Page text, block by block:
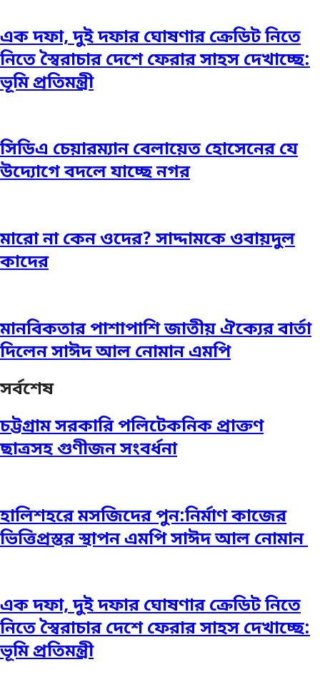
এক দফা, দুই দফার ঘোষণার ক্রেডিট নিতে
নিতে স্বৈরাচার দেশে ফেরার সাহস দেখাচ্ছে:
ভূমি প্রতিমন্ত্রী
সিডিএ চেয়ারম্যান বেলায়েত হোসেনের যে
উদ্যোগে বদলে যাচ্ছে নগর
মারো না কেন ওদের? সাদ্দামকে ওবায়দুল
কাদের
মানবিকতার পাশাপাশি জাতীয় ঐক্যের বার্তা
দিলেন সাঈদ আল নোমান এমপি
সর্বশেষ
চট্টগ্রাম সরকারি পলিটেকনিক প্রাক্তণ
ছাত্রসহ গুণীজন সংবর্ধনা
হালিশহরে মসজিদের পুন:নির্মাণ কাজের
ভিত্তিপ্রস্তর স্থাপন এমপি সাঈদ আল নোমান ‎
এক দফা, দুই দফার ঘোষণার ক্রেডিট নিতে
নিতে স্বৈরাচার দেশে ফেরার সাহস দেখাচ্ছে:
ভূমি প্রতিমন্ত্রী